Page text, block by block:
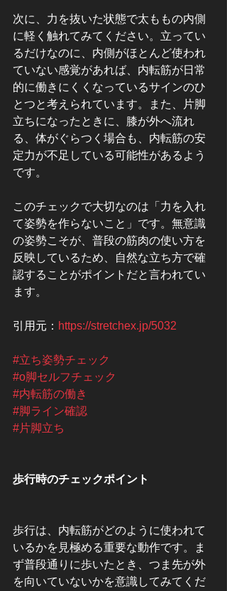
次に、力を抜いた状態で太ももの内側
に軽く触れてみてください。立ってい
るだけなのに、内側がほとんど使われ
ていない感覚があれば、内転筋が日常
的に働きにくくなっているサインのひ
とつと考えられています。また、片脚
立ちになったときに、膝が外へ流れ
る、体がぐらつく場合も、内転筋の安
定力が不足している可能性があるよう
です。
このチェックで大切なのは「力を入れ
て姿勢を作らないこと」です。無意識
の姿勢こそが、普段の筋肉の使い方を
反映しているため、自然な立ち方で確
認することがポイントだと言われてい
ます。
引用元： https://stretchex.jp/5032
#立ち姿勢チェック
#o脚セルフチェック
#内転筋の働き
#脚ライン確認
#片脚立ち
歩行時のチェックポイント
歩行は、内転筋がどのように使われて
いるかを見極める重要な動作です。ま
ず普段通りに歩いたとき、つま先が外
を向いていないかを意識してみてくだ